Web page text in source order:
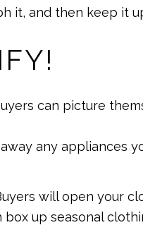
it, and then keep it
can picture
any appliances
will open your
up seasonal